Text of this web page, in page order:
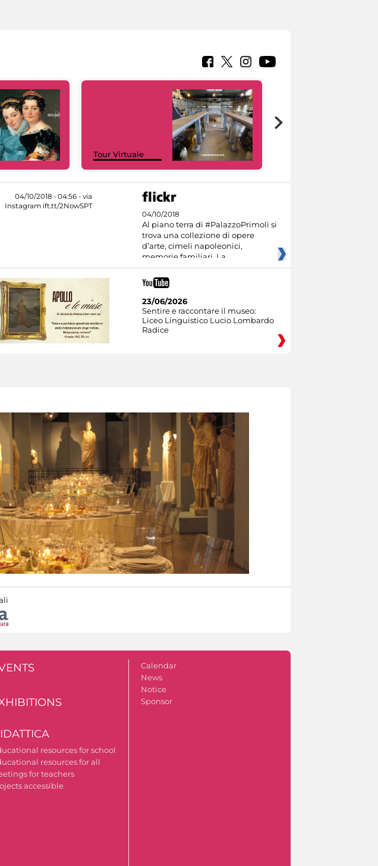
Tour Virtuale
04/10/2018
Al piano terra di #PalazzoPrimoli si
trova una collezione di opere
d’arte, cimeli napoleonici,
memorie familiari. La
23/06/2026
Sentire e raccontare il museo:
Liceo Linguistico Lucio Lombardo
Radice
resources for school
resources for all
for teachers
accessible
Calendar
News
Notice
Sponsor